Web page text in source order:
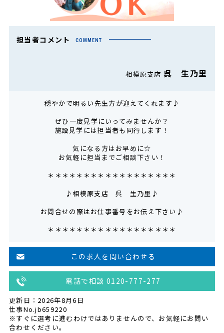
担当者コメント COMMENT
相模原支店呉 生乃里
穏やかで明るい先生方が迎えてくれます♪
ぜひ一度見学にいってみませんか？
施設見学には担当者も同行します！
気になる方はお早めに☆
お気軽に担当までご相談下さい！
＊＊＊＊＊＊＊＊＊＊＊＊＊＊＊＊＊＊
♪相模原支店 呉 生乃里♪
お問合せの際はお仕事番号をお伝え下さい♪
＊＊＊＊＊＊＊＊＊＊＊＊＊＊＊＊＊＊
この求人を問い合わせる
電話で相談 0120-777-277
更新日：2026年8月6日
仕事No.jb659220
※すぐに選考に進むわけではありませんので、お気軽にお問い
合わせください。